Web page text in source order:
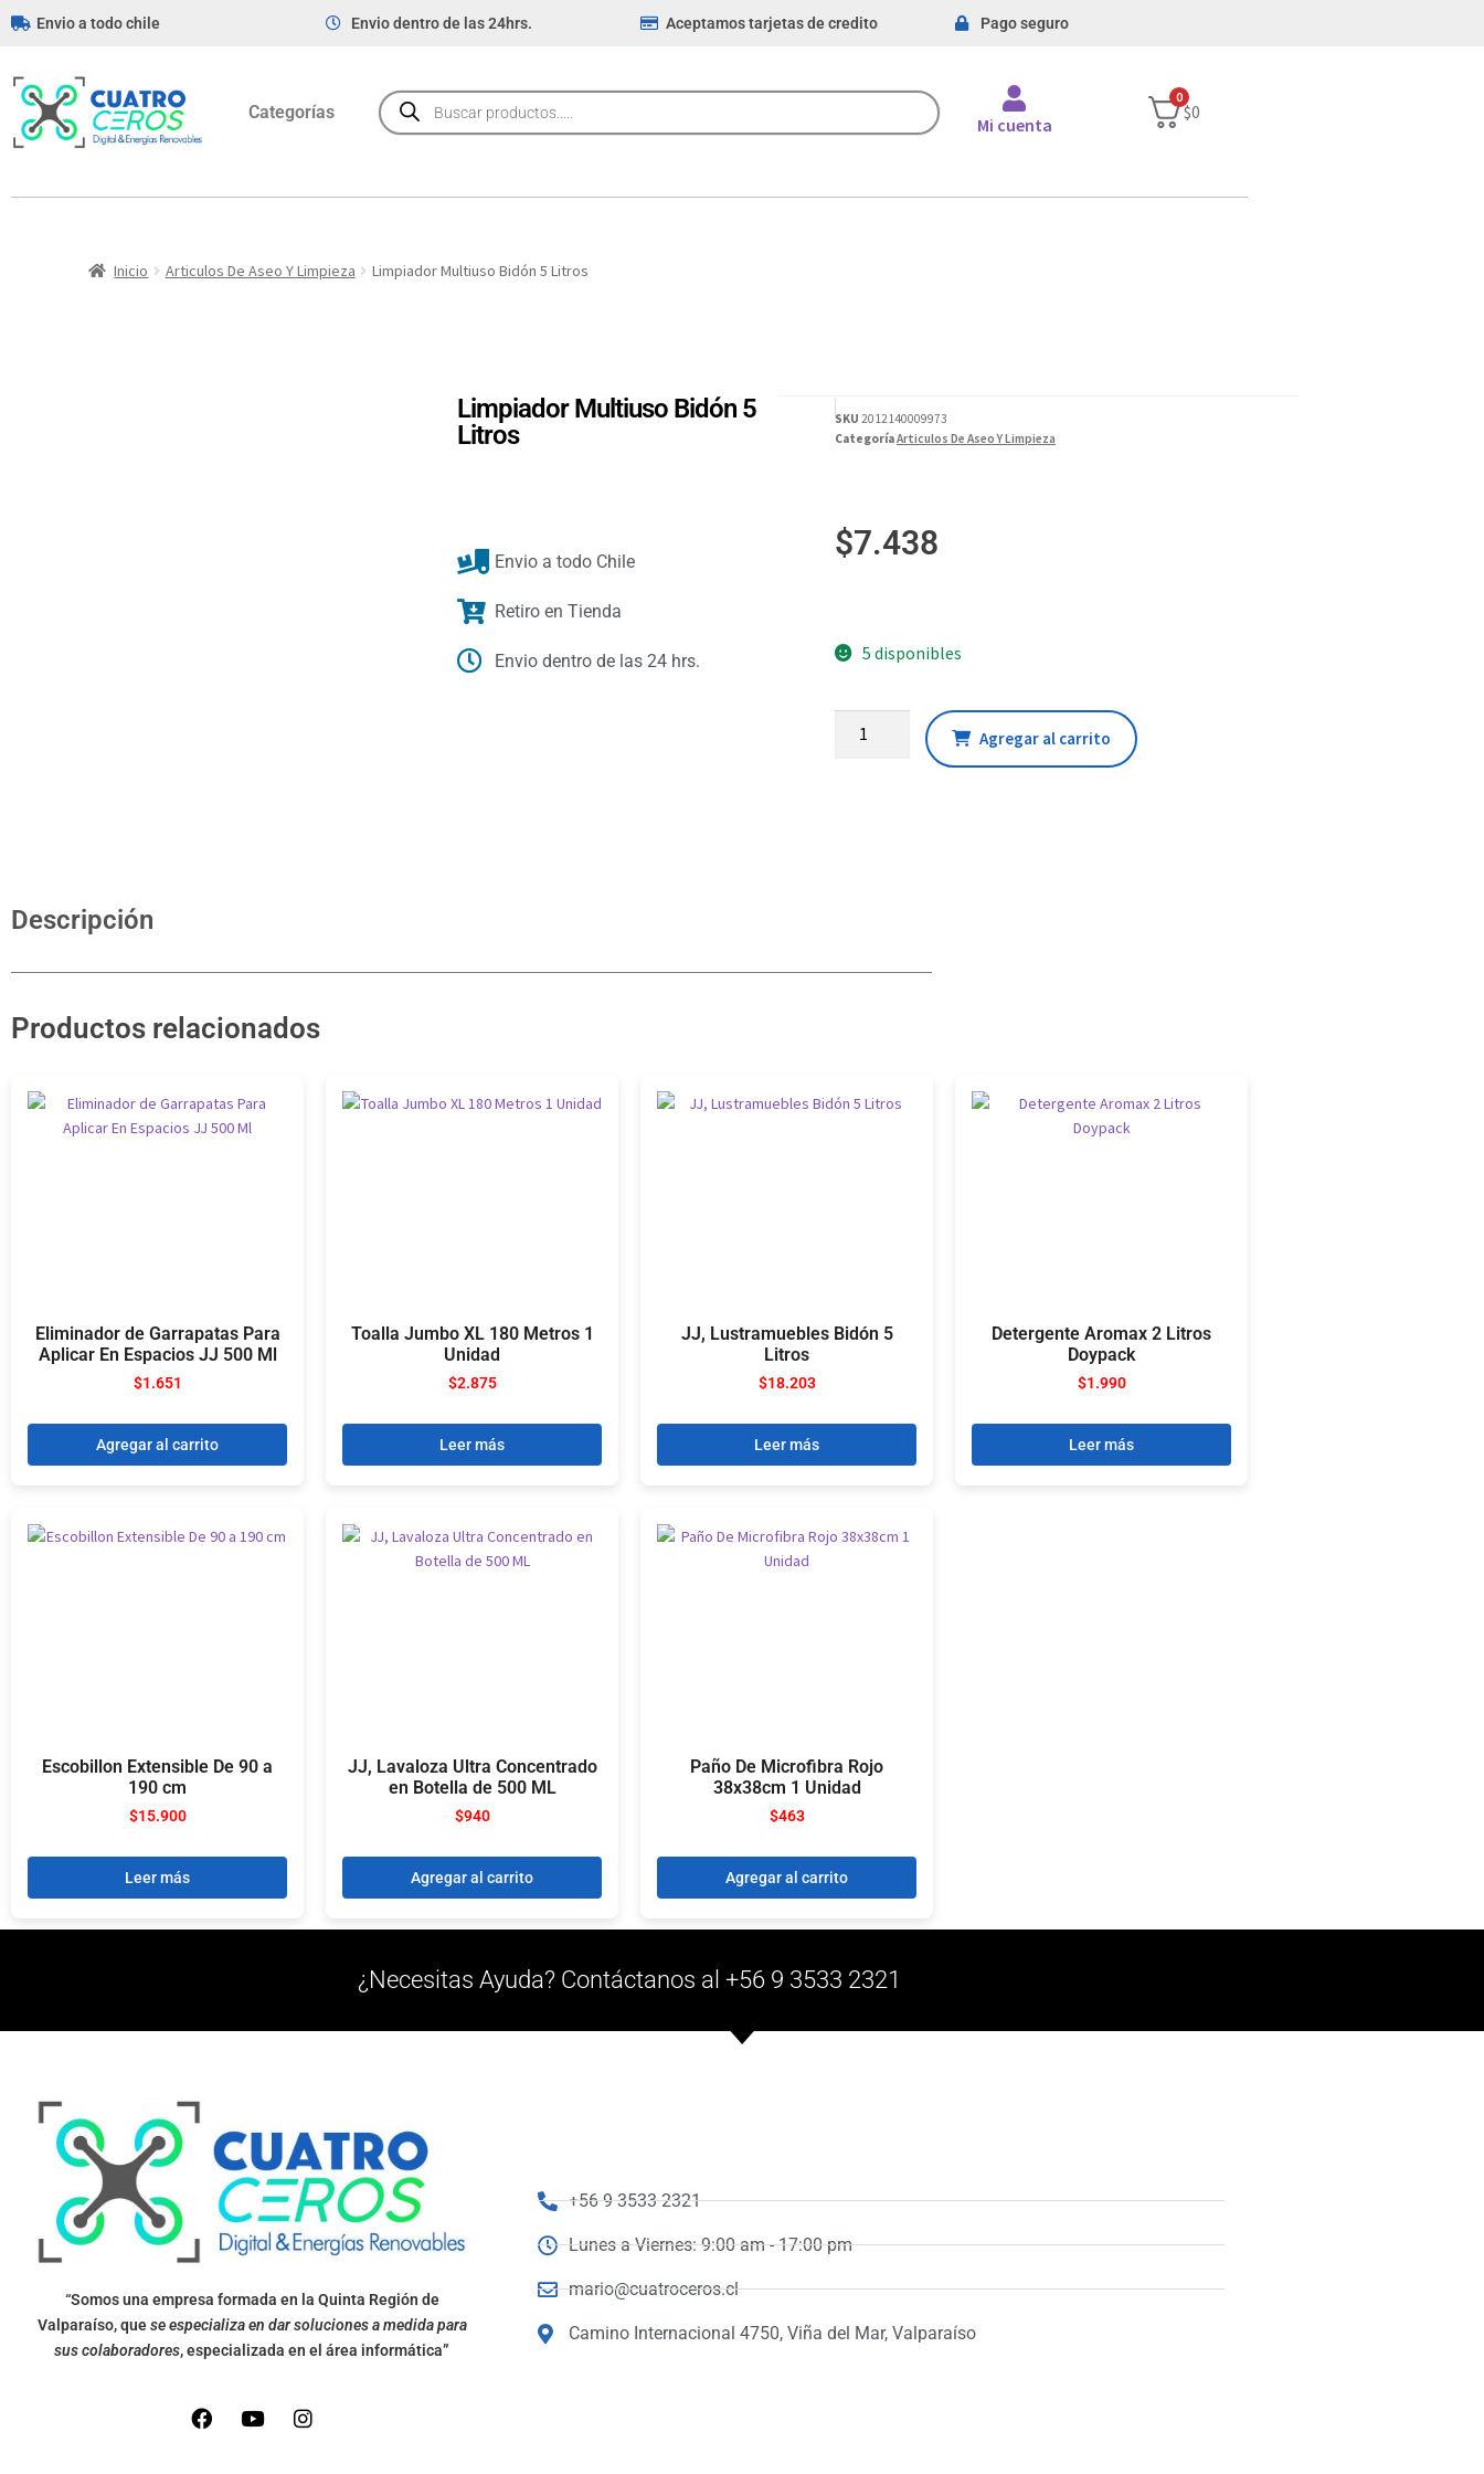
Envio a todo chile Envio dentro de las 24hrs. Aceptamos tarjetas de credito Pago seguro
Categorías
Mi cuenta
0
$0
Inicio Articulos De Aseo Y Limpieza Limpiador Multiuso Bidón 5 Litros
Limpiador Multiuso Bidón 5
Litros
Envio a todo Chile
Retiro en Tienda
Envio dentro de las 24 hrs.
SKU 2012140009973
CategoríaArticulos De Aseo Y Limpieza
$7.438
5 disponibles
Agregar al carrito
Descripción
Productos relacionados
Eliminador de Garrapatas Para
Aplicar En Espacios JJ 500 Ml
$1.651
Agregar al carrito
Toalla Jumbo XL 180 Metros 1
Unidad
$2.875
Leer más
JJ, Lustramuebles Bidón 5
Litros
$18.203
Leer más
Detergente Aromax 2 Litros
Doypack
$1.990
Leer más
Escobillon Extensible De 90 a
190 cm
$15.900
Leer más
JJ, Lavaloza Ultra Concentrado
en Botella de 500 ML
$940
Agregar al carrito
Paño De Microfibra Rojo
38x38cm 1 Unidad
$463
Agregar al carrito
¿Necesitas Ayuda? Contáctanos al +56 9 3533 2321
“Somos una empresa formada en la Quinta Región de
Valparaíso, quese especializa en dar soluciones a medida para
sus colaboradores, especializada en el área informática”
+56 9 3533 2321
Lunes a Viernes: 9:00 am - 17:00 pm
mario@cuatroceros.cl
Camino Internacional 4750, Viña del Mar, Valparaíso